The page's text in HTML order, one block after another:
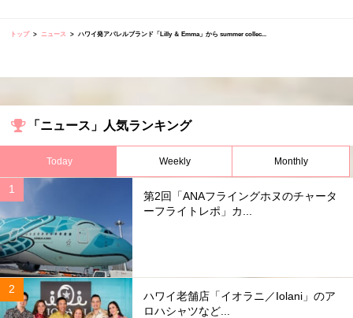
トップ ニュース ハワイ発アパレルブランド「Lilly ＆ Emma」から summer collec...
「ニュース」人気ランキング
Today Weekly Monthly
第2回「ANAフライングホヌのチャータ
ーフライトレポ」カ...
ハワイ老舗店「イオラニ／Iolani」のア
ロハシャツなど...